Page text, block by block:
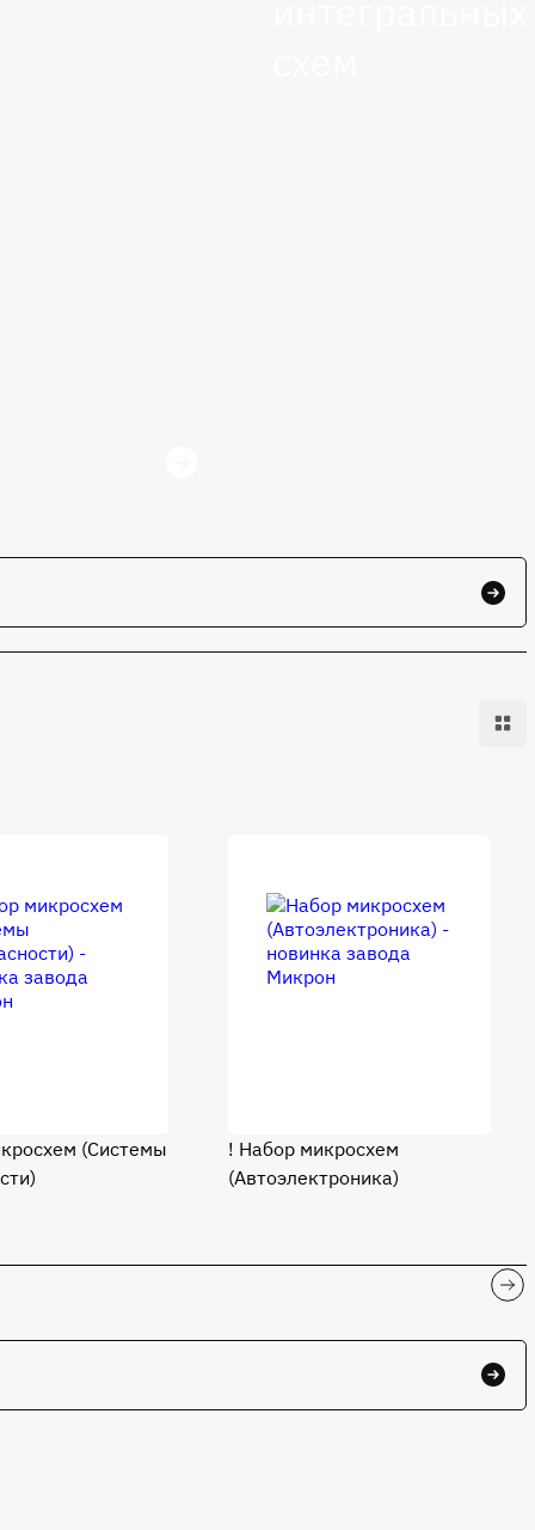
(Системы
! Набор микросхем
(Автоэлектроника)